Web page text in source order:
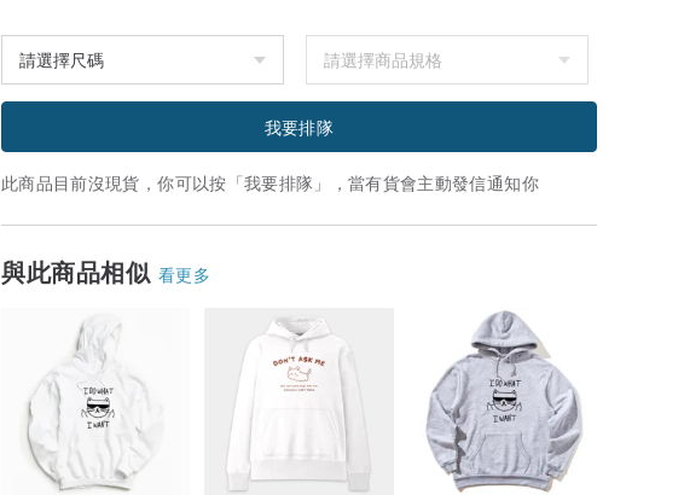
我要排隊
此商品目前沒現貨，你可以按「我要排隊」，當有貨會主動發信通知你
與此商品相似 看更多